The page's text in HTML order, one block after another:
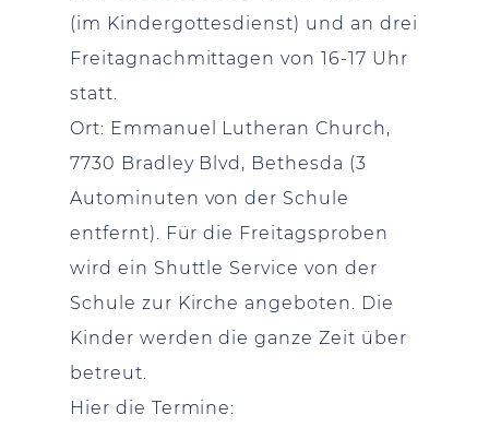
(im Kindergottesdienst) und an drei
Freitagnachmittagen von 16-17 Uhr
statt.
Ort: Emmanuel Lutheran Church,
7730 Bradley Blvd, Bethesda (3
Autominuten von der Schule
entfernt). Für die Freitagsproben
wird ein Shuttle Service von der
Schule zur Kirche angeboten. Die
Kinder werden die ganze Zeit über
betreut.
Hier die Termine: